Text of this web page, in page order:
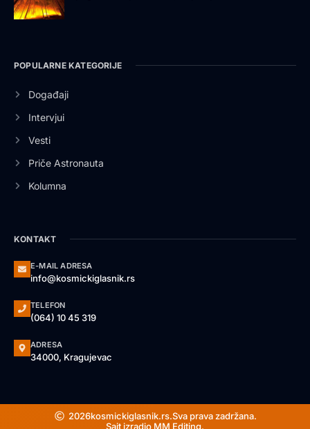
POPULARNE KATEGORIJE
Događaji
Intervjui
Vesti
Priče Astronauta
Kolumna
KONTAKT
E-MAIL ADRESA
info@kosmickiglasnik.rs
TELEFON
(064) 10 45 319
ADRESA
34000, Kragujevac
2026kosmickiglasnik.rs.Sva prava zadržana.
Sajt izradio MM Editing.